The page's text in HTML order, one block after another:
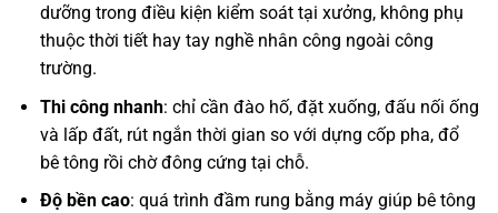
dưỡng trong điều kiện kiểm soát tại xưởng, không phụ
thuộc thời tiết hay tay nghề nhân công ngoài công
trường.
Thi công nhanh: chỉ cần đào hố, đặt xuống, đấu nối ống
và lấp đất, rút ngắn thời gian so với dựng cốp pha, đổ
bê tông rồi chờ đông cứng tại chỗ.
Độ bền cao: quá trình đầm rung bằng máy giúp bê tông